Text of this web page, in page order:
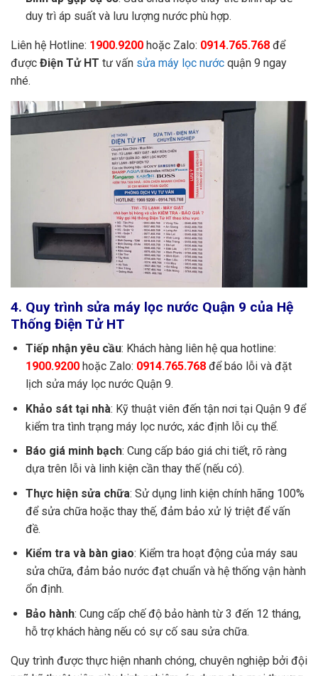
duy trì áp suất và lưu lượng nước phù hợp.
Liên hệ Hotline: 1900.9200 hoặc Zalo: 0914.765.768 để
được Điện Tử HT tư vấn sửa máy lọc nước quận 9 ngay
nhé.
4. Quy trình sửa máy lọc nước Quận 9 của Hệ
Thống Điện Tử HT
Tiếp nhận yêu cầu: Khách hàng liên hệ qua hotline:
1900.9200hoặc Zalo: 0914.765.768để báo lỗi và đặt
lịch sửa máy lọc nước Quận 9.
Khảo sát tại nhà: Kỹ thuật viên đến tận nơi tại Quận 9 để
kiểm tra tình trạng máy lọc nước, xác định lỗi cụ thể.
Báo giá minh bạch: Cung cấp báo giá chi tiết, rõ ràng
dựa trên lỗi và linh kiện cần thay thế (nếu có).
Thực hiện sửa chữa: Sử dụng linh kiện chính hãng 100%
để sửa chữa hoặc thay thế, đảm bảo xử lý triệt để vấn
đề.
Kiểm tra và bàn giao: Kiểm tra hoạt động của máy sau
sửa chữa, đảm bảo nước đạt chuẩn và hệ thống vận hành
ổn định.
Bảo hành: Cung cấp chế độ bảo hành từ 3 đến 12 tháng,
hỗ trợ khách hàng nếu có sự cố sau sửa chữa.
Quy trình được thực hiện nhanh chóng, chuyên nghiệp bởi đội